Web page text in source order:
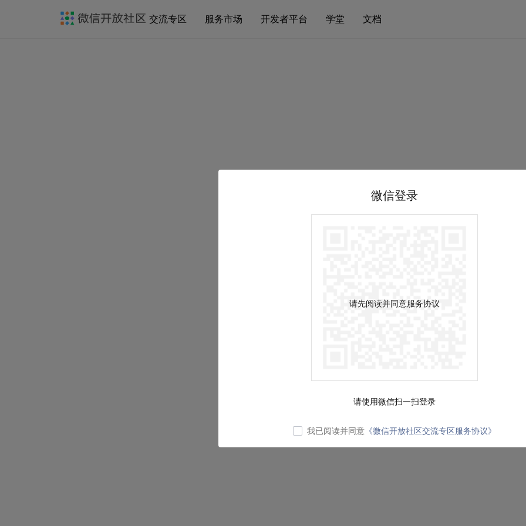
交流专区 服务市场 开发者平台 学堂 文档
微信登录
请先阅读并同意服务协议
请使用微信扫一扫登录
我已阅读并同意 《微信开放社区交流专区服务协议》